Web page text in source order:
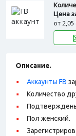
Цена
от2,05
Описание.
Аккаунты FB
Количество
Пол женский.